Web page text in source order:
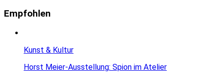
Empfohlen
Kunst & Kultur
Horst Meier-Ausstellung: Spion im Atelier